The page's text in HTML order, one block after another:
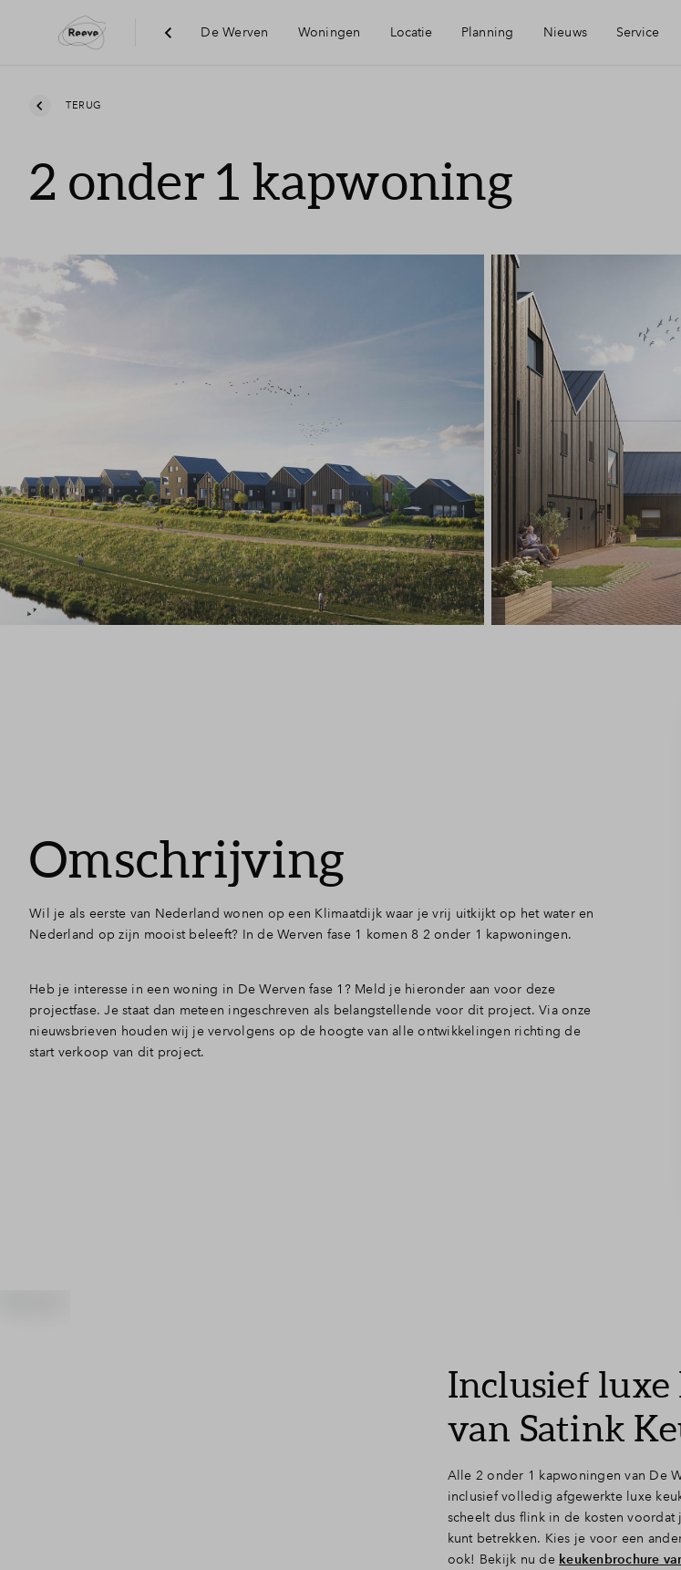
De Werven Woningen Locatie Planning Nieuws Service
Veelgestelde
Contact
TERUG
2 onder 1 kapwoning
Omschrijving
Wil je als eerste van Nederland wonen op een Klimaatdijk waar je vrij uitkijkt op het water en
Nederland op zijn mooist beleeft? In de Werven fase 1 komen 8 2 onder 1 kapwoningen.
Heb je interesse in een woning in De Werven fase 1? Meld je hieronder aan voor deze
projectfase. Je staat dan meteen ingeschreven als belangstellende voor dit project. Via onze
nieuwsbrieven houden wij je vervolgens op de hoogte van alle ontwikkelingen richting de
start verkoop van dit project.
Inclusief luxe
van Satink
Alle 2 onder 1 kapwoningen van De
inclusief volledig afgewerkte luxe
scheelt dus flink in de kosten
kunt betrekken. Kies je voor een
ook! Bekijk nu de keukenbrochure